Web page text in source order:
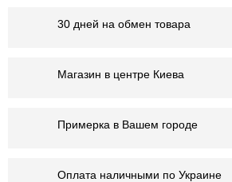
30 дней на обмен товара
Магазин в центре Киева
Примерка в Вашем городе
Оплата наличными по Украине